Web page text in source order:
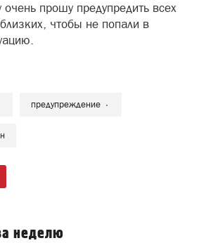
прошу предупредить всех
чтобы не попали в
предупреждение
неделю